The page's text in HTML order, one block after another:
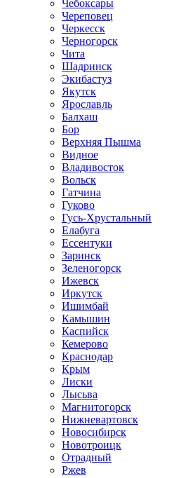
Чебоксары
Череповец
Черкесск
Черногорск
Чита
Шадринск
Экибастуз
Якутск
Ярославль
Балхаш
Бор
Верхняя Пышма
Видное
Владивосток
Вольск
Гатчина
Гуково
Гусь-Хрустальный
Елабуга
Ессентуки
Заринск
Зеленогорск
Ижевск
Иркутск
Ишимбай
Камышин
Каспийск
Кемерово
Краснодар
Крым
Лиски
Лысьва
Магнитогорск
Нижневартовск
Новосибирск
Новотроицк
Отрадный
Ржев